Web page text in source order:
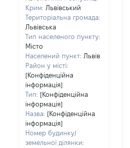
Крим: Львівський
Територіальна громада:
Львівська
Тип населеного пункту:
Місто
Населений пункт: Львів
Район у місті:
[Конфіденційна
інформація]
Тип: [Конфіденційна
інформація]
Назва: [Конфіденційна
інформація]
Номер будинку/
земельної ділянки: